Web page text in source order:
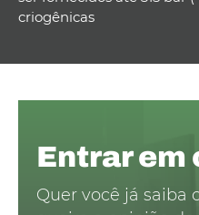
criogênicas
Entrar em
Quer você já saiba